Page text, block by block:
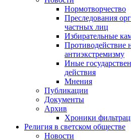
Нормотворчество
Преследования
частных лиц
Избирательные
Противодействие
антиэкстремизму
Иные
действия
Мнения
Публикации
Документы
Архив
Хроники
Религия в светском обществе
Новости